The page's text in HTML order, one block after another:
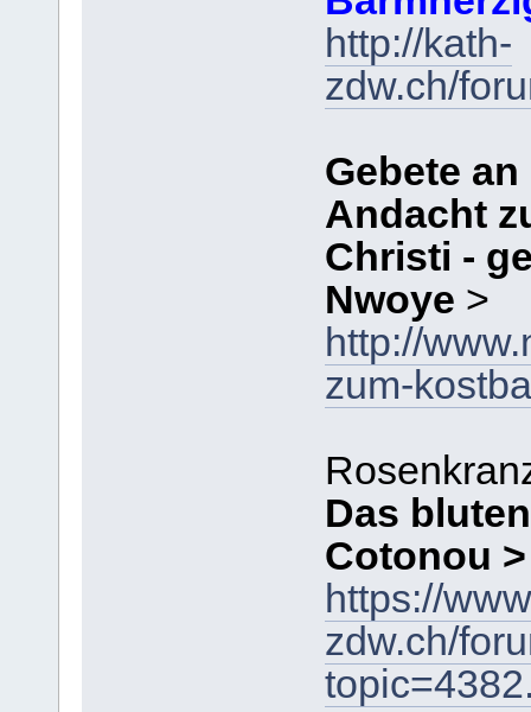
http://kath-
zdw.ch/
Gebete
Andacht
Christi -
Nwoye >
http://
zum-
Das
Cotonou >
https://
zdw.ch/